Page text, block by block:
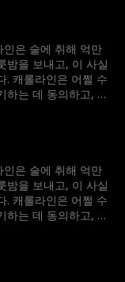
은 술에 취해 억만
밤을 보내고, 이 사실
. 캐롤라인은 어쩔 수
하는 데 동의하고, 둘
은 술에 취해 억만
밤을 보내고, 이 사실
. 캐롤라인은 어쩔 수
하는 데 동의하고, 둘